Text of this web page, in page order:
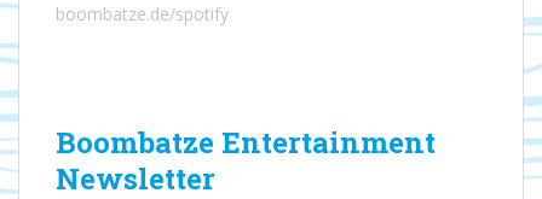
boombatze.de/spotify
Boombatze Entertainment
Newsletter